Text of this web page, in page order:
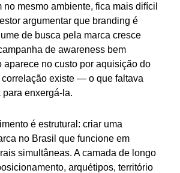
mesmo ambiente, fica mais difícil
argumentar que branding é
de busca pela marca cresce
de awareness bem
aparece no custo por aquisição do
correlação existe — o que faltava
enxergá-la.
é estrutural: criar uma
no Brasil que funcione em
simultâneas. A camada de longo
arquétipos, território